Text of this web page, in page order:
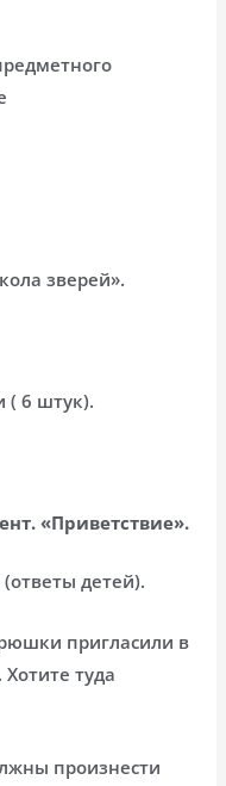
зверей».
( 6 штук).
«Приветствие».
детей).
пригласили в
туда
произнести